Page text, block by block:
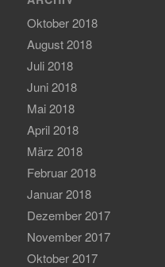
Oktober 2018
August 2018
Juli 2018
Juni 2018
Mai 2018
April 2018
März 2018
Februar 2018
Januar 2018
Dezember 2017
November 2017
Oktober 2017